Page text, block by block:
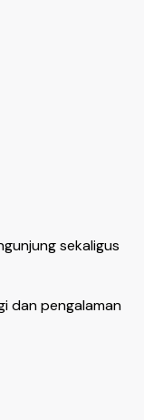
sekaligus
dan pengalaman